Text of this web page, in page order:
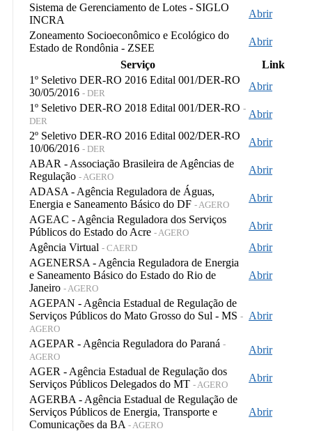
Sistema de Gerenciamento de Lotes - SIGLO
INCRA
Abrir
Zoneamento Socioeconômico e Ecológico do
Estado de Rondônia - ZSEE
Abrir
Serviço
Link
1º Seletivo DER-RO 2016 Edital 001/DER-RO
30/05/2016 - DER
Abrir
1º Seletivo DER-RO 2018 Edital 001/DER-RO -
DER
Abrir
2º Seletivo DER-RO 2016 Edital 002/DER-RO
10/06/2016 - DER
Abrir
ABAR - Associação Brasileira de Agências de
Regulação - AGERO
Abrir
ADASA - Agência Reguladora de Águas,
Energia e Saneamento Básico do DF - AGERO
Abrir
AGEAC - Agência Reguladora dos Serviços
Públicos do Estado do Acre - AGERO
Abrir
Agência Virtual - CAERD
Abrir
AGENERSA - Agência Reguladora de Energia
e Saneamento Básico do Estado do Rio de
Janeiro - AGERO
Abrir
AGEPAN - Agência Estadual de Regulação de
Serviços Públicos do Mato Grosso do Sul - MS -
AGERO
Abrir
AGEPAR - Agência Reguladora do Paraná -
AGERO
Abrir
AGER - Agência Estadual de Regulação dos
Serviços Públicos Delegados do MT - AGERO
Abrir
AGERBA - Agência Estadual de Regulação de
Serviços Públicos de Energia, Transporte e
Comunicações da BA - AGERO
Abrir